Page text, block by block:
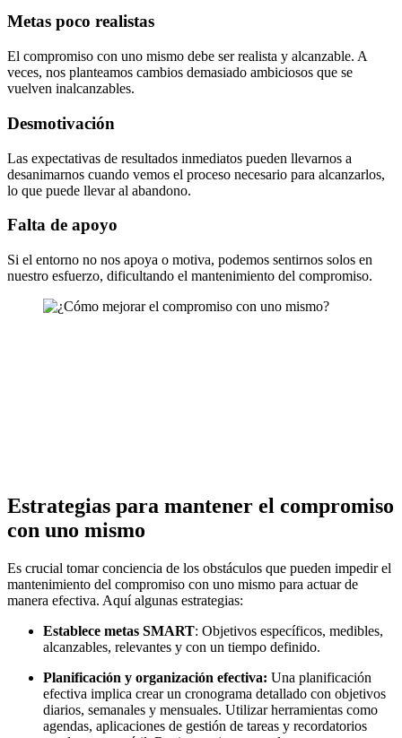
Metas poco realistas
El compromiso con uno mismo debe ser realista y alcanzable. A
veces, nos planteamos cambios demasiado ambiciosos que se
vuelven inalcanzables.
Desmotivación
Las expectativas de resultados inmediatos pueden llevarnos a
desanimarnos cuando vemos el proceso necesario para alcanzarlos,
lo que puede llevar al abandono.
Falta de apoyo
Si el entorno no nos apoya o motiva, podemos sentirnos solos en
nuestro esfuerzo, dificultando el mantenimiento del compromiso.
Estrategias para mantener el compromiso
con uno mismo
Es crucial tomar conciencia de los obstáculos que pueden impedir el
mantenimiento del compromiso con uno mismo para actuar de
manera efectiva. Aquí algunas estrategias:
Establece metas SMART: Objetivos específicos, medibles,
alcanzables, relevantes y con un tiempo definido.
Planificación y organización efectiva: Una planificación
efectiva implica crear un cronograma detallado con objetivos
diarios, semanales y mensuales. Utilizar herramientas como
agendas, aplicaciones de gestión de tareas y recordatorios